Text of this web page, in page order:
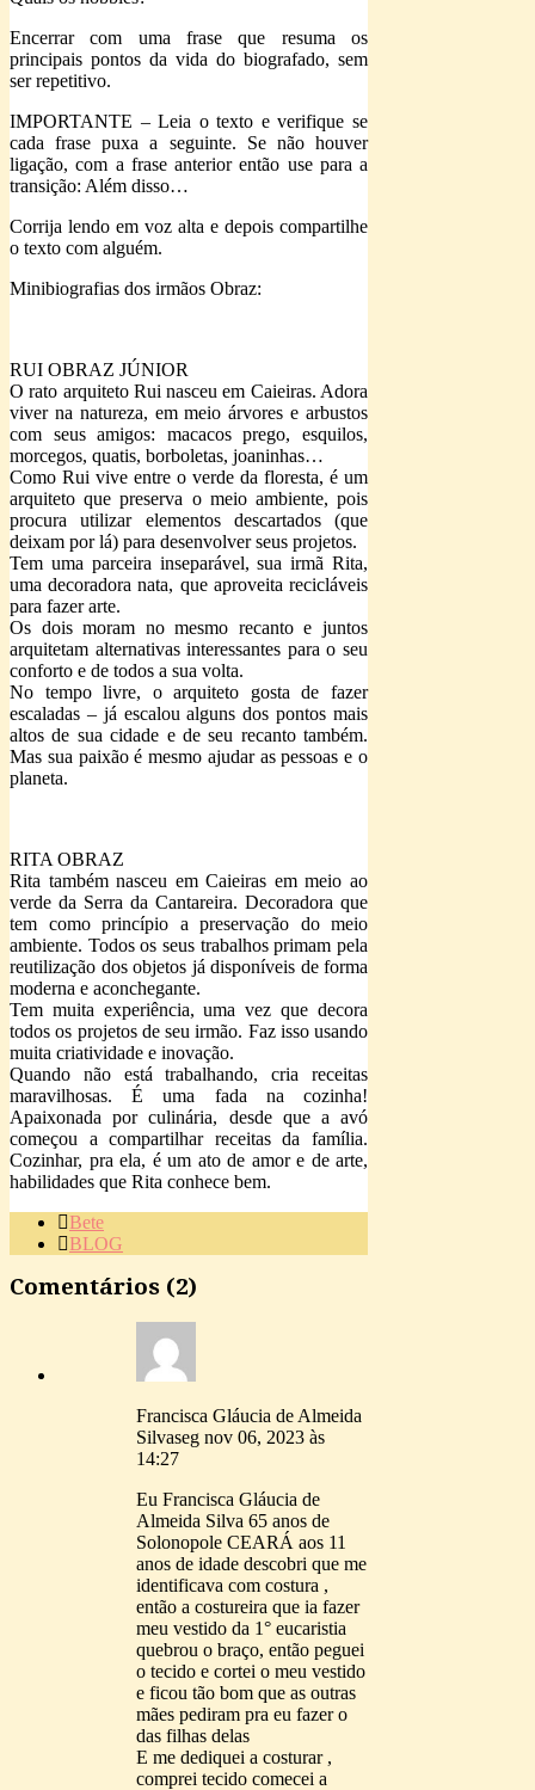
Encerrar com uma frase que resuma os
principais pontos da vida do biografado, sem
ser repetitivo.
IMPORTANTE – Leia o texto e verifique se
cada frase puxa a seguinte. Se não houver
ligação, com a frase anterior então use para a
transição: Além disso…
Corrija lendo em voz alta e depois compartilhe
o texto com alguém.
Minibiografias dos irmãos Obraz:
RUI OBRAZ JÚNIOR
O rato arquiteto Rui nasceu em Caieiras. Adora
viver na natureza, em meio árvores e arbustos
com seus amigos: macacos prego, esquilos,
morcegos, quatis, borboletas, joaninhas…
Como Rui vive entre o verde da floresta, é um
arquiteto que preserva o meio ambiente, pois
procura utilizar elementos descartados (que
deixam por lá) para desenvolver seus projetos.
Tem uma parceira inseparável, sua irmã Rita,
uma decoradora nata, que aproveita recicláveis
para fazerarte.
Os dois moram no mesmo recanto e juntos
arquitetam alternativas interessantes para o seu
conforto e de todos a sua volta.
No tempo livre, o arquiteto gosta de fazer
escaladas – já escalou alguns dos pontos mais
altos de sua cidade e de seu recanto também.
Mas sua paixão é mesmo ajudar as pessoas e o
planeta.
RITA OBRAZ
Rita também nasceu em Caieiras em meio ao
verde da Serra da Cantareira. Decoradora que
tem como princípio a preservação do meio
ambiente. Todos os seus trabalhos primam pela
reutilização dos objetos já disponíveis de forma
moderna e aconchegante.
Tem muita experiência, uma vez que decora
todos os projetos de seu irmão. Faz isso usando
muita criatividade e inovação.
Quando não está trabalhando, cria receitas
maravilhosas. É uma fada na cozinha!
Apaixonada por culinária, desde que a avó
começou a compartilhar receitas da família.
Cozinhar, pra ela, é um ato de amor e de arte,
habilidades que Rita conhece bem.
Bete
BLOG
Comentários (2)
Francisca Gláucia de Almeida
Silvaseg nov 06, 2023 às
14:27
Eu Francisca Gláucia de
Almeida Silva 65 anos de
Solonopole CEARÁ aos 11
anos de idade descobri que me
identificava com costura ,
então a costureira que ia fazer
meu vestido da 1° eucaristia
quebrou o braço, então peguei
o tecido e cortei o meu vestido
e ficou tão bom que as outras
mães pediram pra eu fazer o
das filhas delas
E me dediquei a costurar ,
comprei tecido comecei a